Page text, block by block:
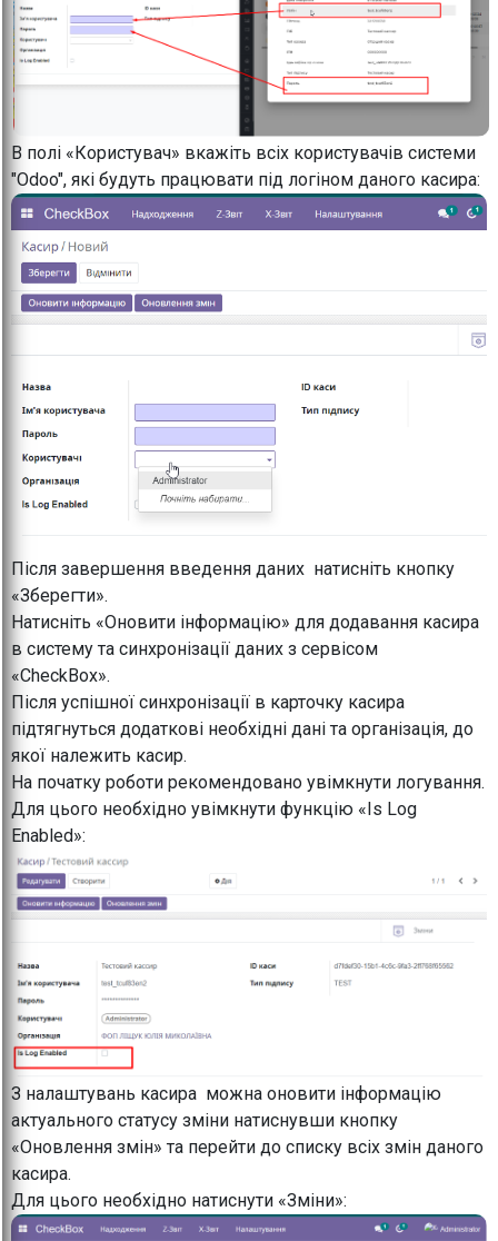
В полі «Користувач» вкажіть всіх користувачів системи
"Odoo", які будуть працювати під логіном даного касира:
Після завершення введення даних натисніть кнопку
«Зберегти».
Натисніть «Оновити інформацію» для додавання касира
в систему та синхронізації даних з сервісом
«CheckBox».
Після успішної синхронізації в карточку касира
підтягнуться додаткові необхідні дані та організація, до
якої належить касир.
На початку роботи рекомендовано увімкнути логування.
Для цього необхідно увімкнути функцію «Is Log
Enabled»:
З налаштувань касира можна оновити інформацію
актуального статусу зміни натиснувши кнопку
«Оновлення змін» та перейти до списку всіх змін даного
касира.
Для цього необхідно натиснути «Зміни»: